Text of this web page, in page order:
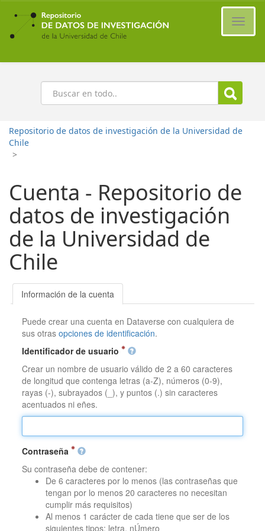
Ir
contenido
principal
Buscar
Repositorio de datos de investigación de la Universidad de
Chile
>
Cuenta - Repositorio de
datos de investigación
de la Universidad de
Chile
Información de la cuenta
Puede crear una cuenta en Dataverse con cualquiera de
sus otrasopciones de identificación.
Identificador de usuario
Crear un nombre de usuario válido de 2 a 60 caracteres
de longitud que contenga letras (a-Z), números (0-9),
rayas (-), subrayados (_), y puntos (.) sin caracteres
acentuados ni eñes.
Contraseña
Su contraseña debe de contener:
De 6 caracteres por lo menos (las contraseñas que
tengan por lo menos 20 caracteres no necesitan
cumplir más requisitos)
Al menos 1 carácter de cada tiene que ser de los
siguientes tipos: letra, nÚmero